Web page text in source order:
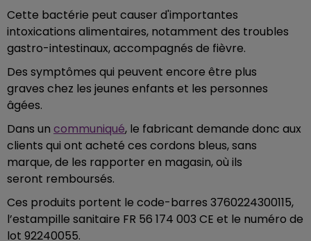
Cette bactérie peut causer d'importantes
intoxications alimentaires, notamment des troubles
gastro-intestinaux, accompagnés de fièvre.
Des symptômes qui peuvent encore être plus
graves chez les jeunes enfants et les personnes
âgées.
Dans un communiqué, le fabricant demande donc aux
clients qui ont acheté ces cordons bleus, sans
marque, de les rapporter en magasin, où ils
seront remboursés.
Ces produits portent le code-barres 3760224300115,
l’estampille sanitaire FR 56 174 003 CE et le numéro de
lot 92240055.